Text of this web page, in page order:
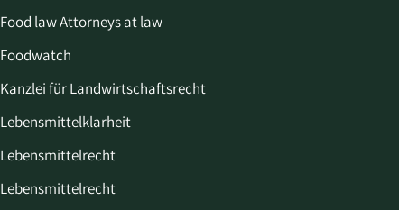
Food law Attorneys at law
Foodwatch
Kanzlei für Landwirtschaftsrecht
Lebensmittelklarheit
Lebensmittelrecht
Lebensmittelrecht